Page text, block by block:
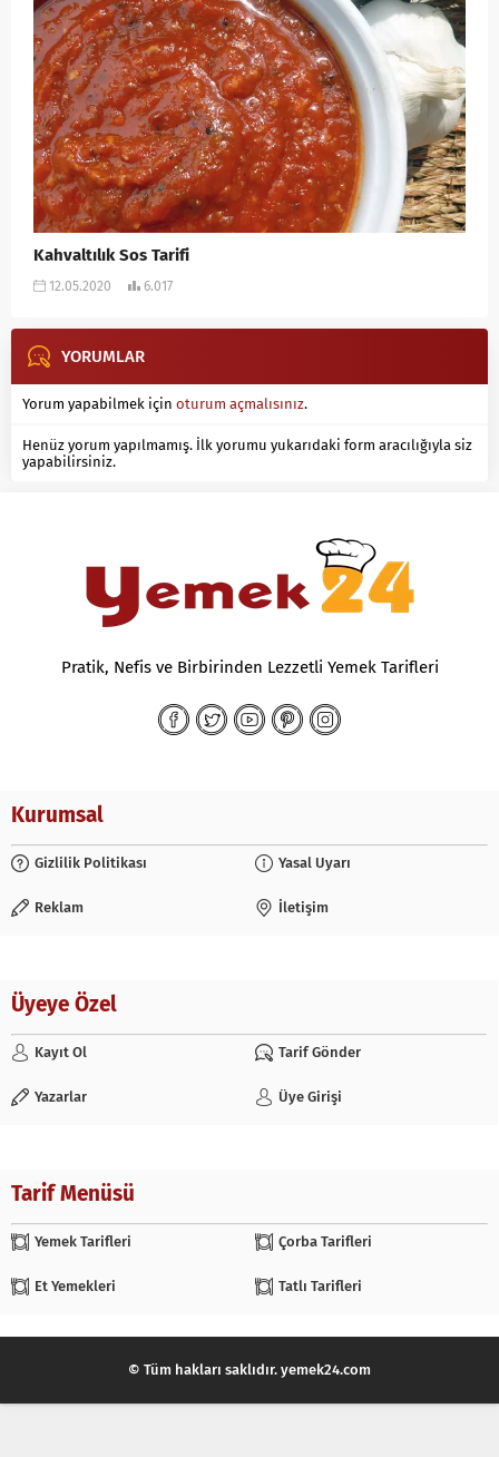
Kahvaltılık Sos Tarifi
12.05.2020 6.017
YORUMLAR
Yorum yapabilmek için oturum açmalısınız.
Henüz yorum yapılmamış. İlk yorumu yukarıdaki form aracılığıyla siz
yapabilirsiniz.
Pratik, Nefis ve Birbirinden Lezzetli Yemek Tarifleri
Kurumsal
Gizlilik Politikası Yasal Uyarı
Reklam İletişim
Üyeye Özel
Kayıt Ol Tarif Gönder
Yazarlar Üye Girişi
Tarif Menüsü
Yemek Tarifleri Çorba Tarifleri
Et Yemekleri Tatlı Tarifleri
© Tüm hakları saklıdır. yemek24.com